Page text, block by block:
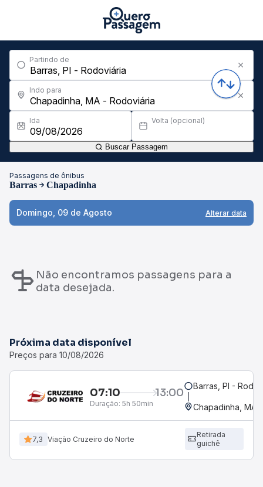
Partindo de
Indo para
Ida Volta (opcional)
Buscar Passagem
Passagens de ônibus
Barras Chapadinha
Domingo, 09 de Agosto Alterar data
Não encontramos passagens para a
data desejada.
Próxima data disponível
Preços para 10/08/2026
07:10 13:00
Duração: 5h 50min
Barras, PI -
Chapadinha, MA
7,3 Viação Cruzeiro do Norte
Retirada
guichê